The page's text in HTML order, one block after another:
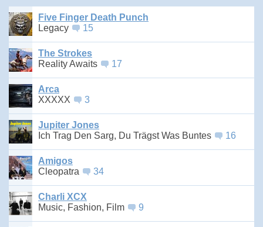
Five Finger Death Punch
Legacy
15
The Strokes
Reality Awaits
17
Arca
XXXXX
3
Jupiter Jones
Ich Trag Den Sarg, Du Trägst Was Buntes
16
Amigos
Cleopatra
34
Charli XCX
Music, Fashion, Film
9